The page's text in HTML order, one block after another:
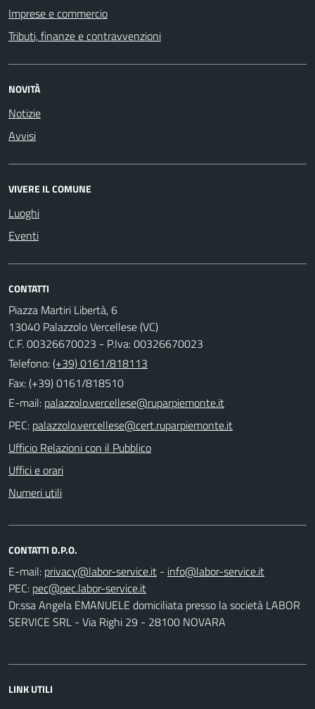
Imprese e commercio
Tributi, finanze e contravvenzioni
NOVITÀ
Notizie
Avvisi
VIVERE IL COMUNE
Luoghi
Eventi
CONTATTI
Piazza Martiri Libertà, 6
13040 Palazzolo Vercellese (VC)
C.F. 00326670023 - P.Iva: 00326670023
Telefono:(+39) 0161/818113
Fax: (+39) 0161/818510
E-mail:
PEC:
Ufficio Relazioni con il Pubblico
Uffici e orari
Numeri utili
CONTATTI D.P.O.
E-mail:
-
PEC:
Dr.ssa Angela EMANUELE domiciliata presso la società LABOR
SERVICE SRL - Via Righi 29 - 28100 NOVARA
LINK UTILI